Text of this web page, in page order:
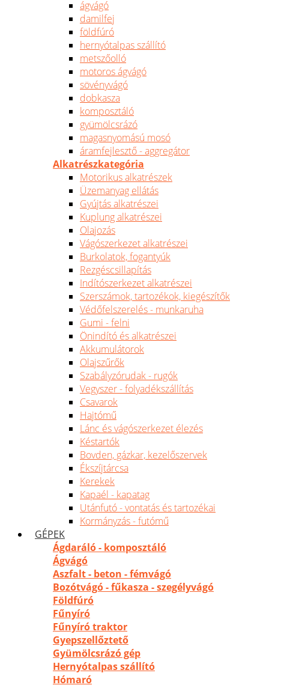
ágvágó
damilfej
földfúró
hernyótalpas szállító
metszőolló
motoros ágvágó
sövényvágó
dobkasza
komposztáló
gyümölcsrázó
magasnyomású mosó
áramfejlesztő - aggregátor
Alkatrészkategória
Motorikus alkatrészek
Üzemanyag ellátás
Gyújtás alkatrészei
Kuplung alkatrészei
Olajozás
Vágószerkezet alkatrészei
Burkolatok, fogantyúk
Rezgéscsillapítás
Indítószerkezet alkatrészei
Szerszámok, tartozékok, kiegészítők
Védőfelszerelés - munkaruha
Gumi - felni
Önindító és alkatrészei
Akkumulátorok
Olajszűrők
Szabályzórudak - rugók
Vegyszer - folyadékszállítás
Csavarok
Hajtómű
Lánc és vágószerkezet élezés
Késtartók
Bovden, gázkar, kezelőszervek
Ékszíjtárcsa
Kerekek
Kapaél - kapatag
Utánfutó - vontatás és tartozékai
Kormányzás - futómű
GÉPEK
Ágdaráló - komposztáló
Ágvágó
Aszfalt - beton - fémvágó
Bozótvágó - fűkasza - szegélyvágó
Földfúró
Fűnyíró
Fűnyíró traktor
Gyepszellőztető
Gyümölcsrázó gép
Hernyótalpas szállító
Hómaró